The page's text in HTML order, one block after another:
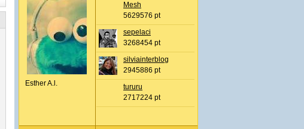
Esther A.l.
Mesh
5629576 pt
sepelaci
3268454 pt
silviainterblog
2945886 pt
tururu
2717224 pt